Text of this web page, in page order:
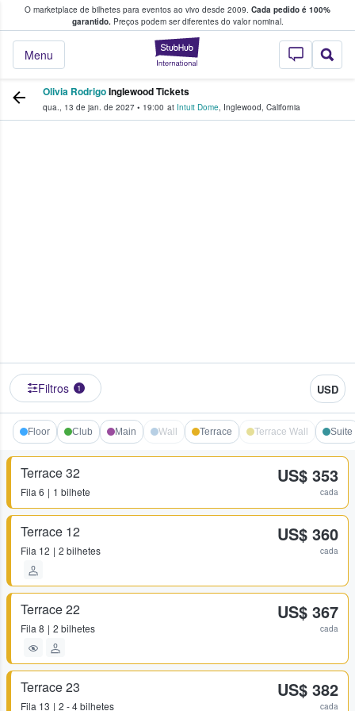
O marketplace de bilhetes para eventos ao vivo desde 2009. Cada pedido é 100%
garantido.Preços podem ser diferentes do valor nominal.
StubHub – onde
Menu
fãs compram e vendem bilhetes
Olivia RodrigoInglewood Tickets
qua., 13 de jan. de 2027 • 19:00 at Intuit Dome, Inglewood, California
Filtros 1 USD
Floor Club Main Wall Terrace Terrace Wall Suite
Terrace 32
Fila 6 1 bilhete
US$ 353
cada
Terrace 12
Fila 12 2 bilhetes
US$ 360
cada
Terrace 22
Fila 8 2 bilhetes
US$ 367
cada
Terrace 23
Fila 13 2 - 4 bilhetes
US$ 382
cada